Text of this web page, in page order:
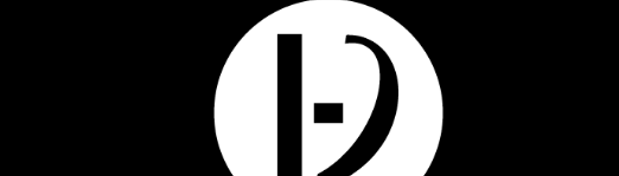
d’utilisation. Avec elle, il est tout aussi facile de se préparer un
de nettoyage instinctives. Bien entendu, l’E6 est aussi
smartphone, paramétrez et enregistrez vos préférences
à café.
discrète, le design de l’E6 reflète la technologie d’exception qui
aux touches chromées font forte impression : cette machine, qui